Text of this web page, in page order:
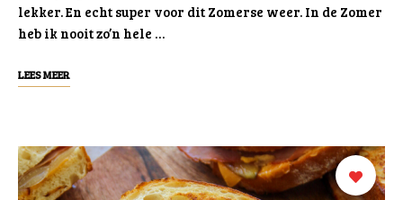
lekker. En echt super voor dit Zomerse weer. In de Zomer
heb ik nooit zo’n hele …
LEES MEER